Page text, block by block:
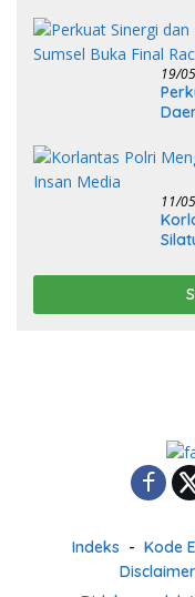
19/
11/
Indeks Kode
Disclaimer